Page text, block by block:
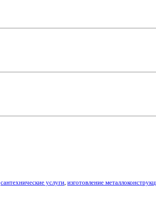
сантехнические услуги, изготовление